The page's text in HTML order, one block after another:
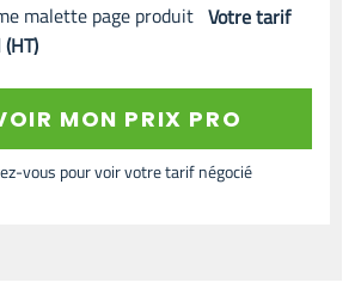
Votre tarif
MON PRIX PRO
vous pour voir votre tarif négocié